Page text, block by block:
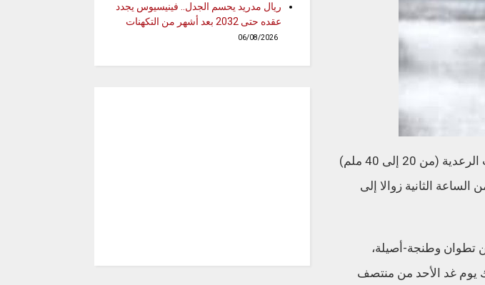
وأوضحت المديرية، في نشرة إنذارية من مستوى يقظة برتقالي، أن هذه الزخات الرعدية (من 20 إلى 40 ملم)
الثانية زوالا إلى
ملم)، ستهم أيضا كلا من تطوان وطنجة-أصيلة،
يوم غد الأحد من منتصف
ريال مدريد يحسم الجدل.. فينيسيوس يجدد
عقده حتى 2032 بعد أشهر من التكهنات
06/08/2026